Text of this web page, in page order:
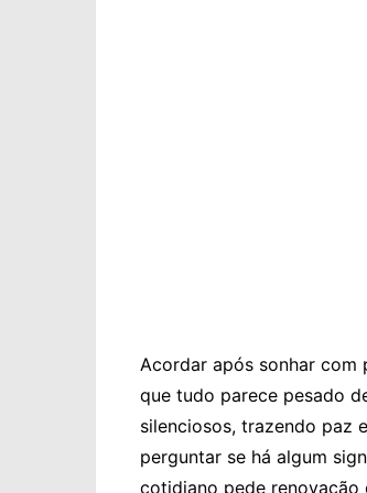
Acordar após sonhar com
que tudo parece pesado
silenciosos, trazendo paz
perguntar se há algum
cotidiano pede renovação